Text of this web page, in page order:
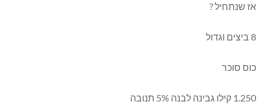
אז שנתחיל ?
8 ביצים lגדול
כוס סוכר
1.250 קילו גבינה לבנה 5% תנובה